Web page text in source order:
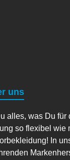
uns
was Du
so flexibel
In